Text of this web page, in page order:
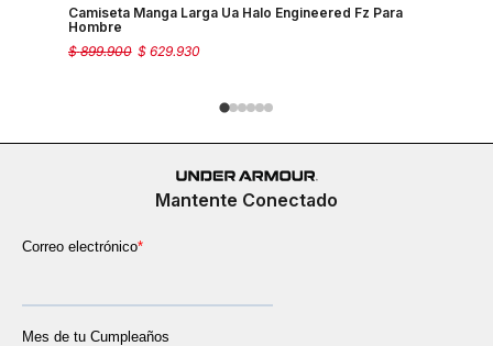
Camiseta Manga Larga Ua Halo Engineered Fz Para
Hombre
$ 629.930
$ 899.900
Mantente Conectado